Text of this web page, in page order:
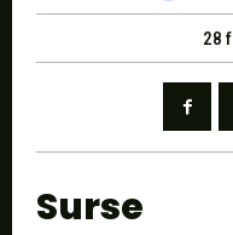
28
Surse